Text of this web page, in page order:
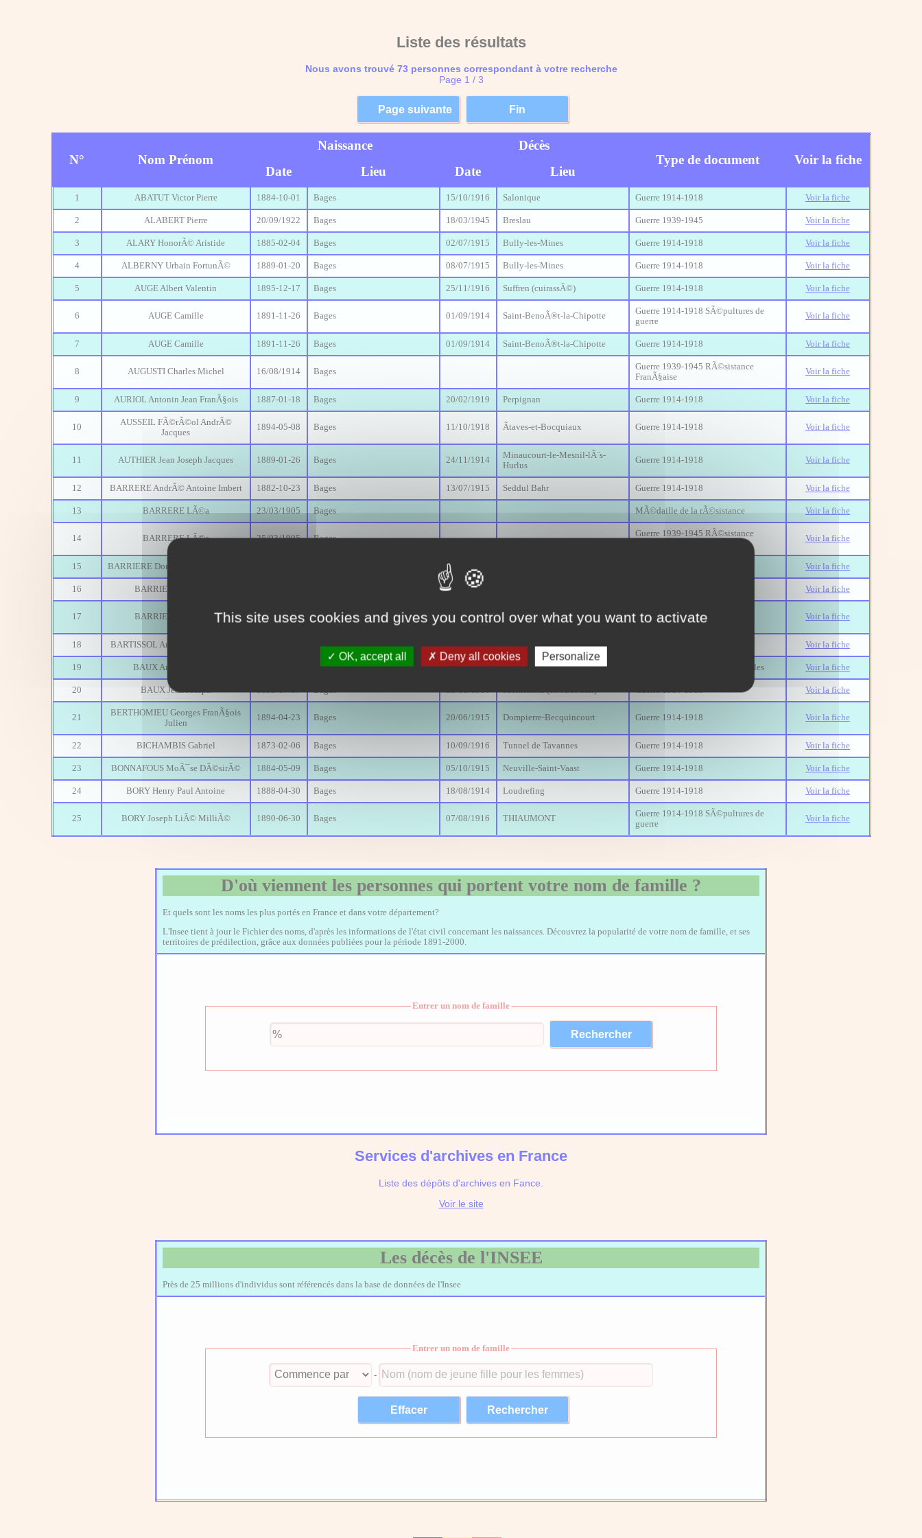
Liste des résultats
Nous avons trouvé 73 personnes correspondant à votre recherche
Page 1 / 3
N° Nom Prénom
Naissance
Décès
Type de document
Voir la fiche
Date
Lieu Date Lieu
1 ABATUT Victor Pierre 1884-10-01 Bages 15/10/1916 Salonique Guerre 1914-1918 Voir la fiche
2 ALABERT Pierre 20/09/1922 Bages 18/03/1945 Breslau Guerre 1939-1945 Voir la fiche
3 ALARY HonorÃ© Aristide 1885-02-04 Bages 02/07/1915 Bully-les-Mines Guerre 1914-1918 Voir la fiche
4 ALBERNY Urbain FortunÃ© 1889-01-20 Bages 08/07/1915 Bully-les-Mines Guerre 1914-1918 Voir la fiche
5 AUGE Albert Valentin 1895-12-17 Bages 25/11/1916 Suffren (cuirassÃ©) Guerre 1914-1918 Voir la fiche
6 AUGE Camille 1891-11-26 Bages 01/09/1914 Saint-BenoÃ®t-la-Chipotte
Guerre 1914-1918 SÃ©pultures de
guerre
Voir la fiche
7 AUGE Camille 1891-11-26 Bages 01/09/1914 Saint-BenoÃ®t-la-Chipotte Guerre 1914-1918 Voir la fiche
8 AUGUSTI Charles Michel 16/08/1914 Bages
Guerre 1939-1945 RÃ©sistance
FranÃ§aise
Voir la fiche
9 AURIOL Antonin Jean FranÃ§ois 1887-01-18 Bages 20/02/1919 Perpignan Guerre 1914-1918 Voir la fiche
10
AUSSEIL FÃ©rÃ©ol AndrÃ©
Jacques
1894-05-08 Bages 11/10/1918 Ãtaves-et-Bocquiaux Guerre 1914-1918 Voir la fiche
11 AUTHIER Jean Joseph Jacques 1889-01-26 Bages 24/11/1914
Minaucourt-le-Mesnil-lÃ¨s-
Hurlus
Guerre 1914-1918 Voir la fiche
12 BARRERE AndrÃ© Antoine Imbert 1882-10-23 Bages 13/07/1915 Seddul Bahr Guerre 1914-1918 Voir la fiche
13 BARRERE LÃ©a 23/03/1905 Bages MÃ©daille de la rÃ©sistance Voir la fiche
14 BARRERE LÃ©a 25/03/1905 Bages
Guerre 1939-1945 RÃ©sistance
Voir la fiche
15 BARRIERE Dominique Jean Michel 05/02/1915 Voir la fiche
16 BARRIERE Eloi Yves Voir la fiche
17 BARRIERE Eloi Yves 18/05/1911 Bages
Guerre 1939-1945 RÃ©sistance
FranÃ§aise
Voir la fiche
18 BARTISSOL AndrÃ© Joseph Louis Bages 10/07/1916 Biaches Voir la fiche
19 BAUX AndrÃ© Ferreol Bages 20/01/1945 Montpellier Guerre 1939-1945 Victimes civiles Voir la fiche
20 BAUX Jean Joseph 1895-07-07 Bages 09/11/1916 Kremenista (ex KÃ©nali) Guerre 1914-1918 Voir la fiche
21
BERTHOMIEU Georges FranÃ§ois
Julien
1894-04-23 Bages 20/06/1915 Dompierre-Becquincourt Guerre 1914-1918 Voir la fiche
22 BICHAMBIS Gabriel 1873-02-06 Bages 10/09/1916 Tunnel de Tavannes Guerre 1914-1918 Voir la fiche
23 BONNAFOUS MoÃ¯se DÃ©sirÃ© 1884-05-09 Bages 05/10/1915 Neuville-Saint-Vaast Guerre 1914-1918 Voir la fiche
24 BORY Henry Paul Antoine 1888-04-30 Bages 18/08/1914 Loudrefing Guerre 1914-1918 Voir la fiche
25 BORY Joseph LiÃ© MilliÃ© 1890-06-30 Bages 07/08/1916 THIAUMONT
Guerre 1914-1918 SÃ©pultures de
guerre
Voir la fiche
D'où viennent les personnes qui portent votre nom de famille ?
Et quels sont les noms les plus portés en France et dans votre département?
L'Insee tient à jour le Fichier des noms, d'après les informations de l'état civil concernant les naissances. Découvrez la popularité de votre nom de famille, et ses
territoires de prédilection, grâce aux données publiées pour la période 1891-2000.
Entrer un nom de famille
Services d'archives en France
Liste des dépôts d'archives en Fance.
Voir le site
Les décès de l'INSEE
Près de 25 millions d'individus sont référencés dans la base de données de l'Insee
Entrer un nom de famille
-
This site uses cookies and gives you control over what you want to activate
OK, accept all Deny all cookies Personalize